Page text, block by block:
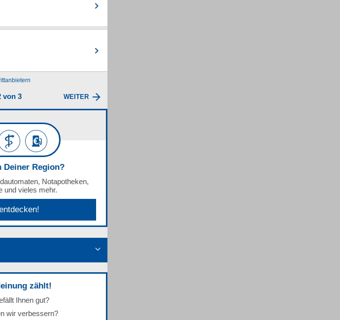
von 3 WEITER
Deiner Region?
Notapotheken,
und vieles mehr.
zählt!
Ihnen gut?
wir verbessern?